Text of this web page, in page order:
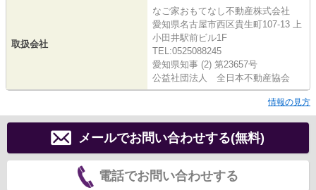
取扱会社
なご家おもてなし不動産株式会社
愛知県名古屋市西区貴生町107-13 上
小田井駅前ビル1F
TEL:0525088245
愛知県知事 (2) 第23657号
公益社団法人 全日本不動産協会
情報の見方
メールでお問い合わせする(無料)
電話でお問い合わせする